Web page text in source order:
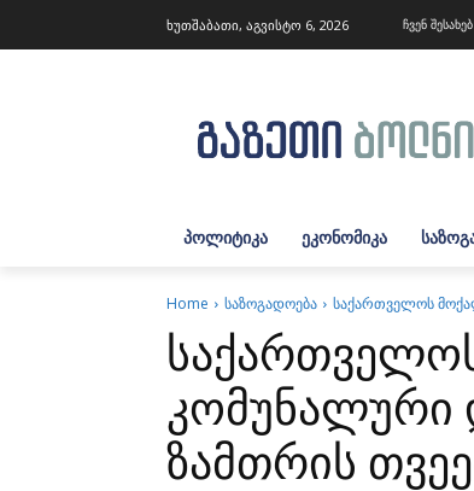
ხუთშაბათი, აგვისტო 6, 2026 ჩვენ შესახებ
ᲞᲝᲚᲘᲢᲘᲙᲐ ᲔᲙᲝᲜᲝᲛᲘᲙᲐ
Home საზოგადოება საქართველოს
კომუნალური
ზამთრის